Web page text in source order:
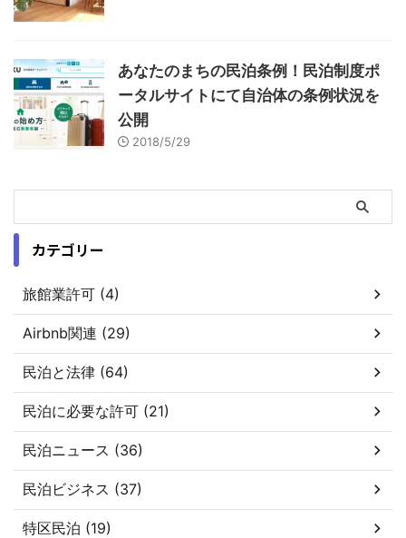
あなたのまちの民泊条例！民泊制度ポ
ータルサイトにて自治体の条例状況を
公開
2018/5/29
カテゴリー
旅館業許可 (4)
Airbnb関連 (29)
民泊と法律 (64)
民泊に必要な許可 (21)
民泊ニュース (36)
民泊ビジネス (37)
特区民泊 (19)